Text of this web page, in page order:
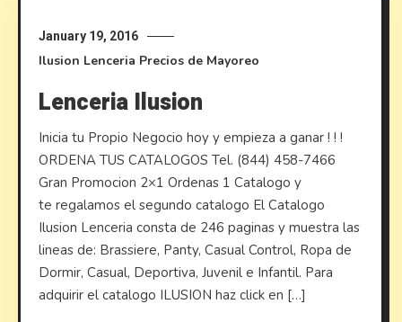
January 19, 2016
Ilusion Lenceria Precios de Mayoreo
Lenceria Ilusion
Inicia tu Propio Negocio hoy y empieza a ganar ! ! !
ORDENA TUS CATALOGOS Tel. (844) 458-7466
Gran Promocion 2×1 Ordenas 1 Catalogo y
te regalamos el segundo catalogo El Catalogo
Ilusion Lenceria consta de 246 paginas y muestra las
lineas de: Brassiere, Panty, Casual Control, Ropa de
Dormir, Casual, Deportiva, Juvenil e Infantil. Para
adquirir el catalogo ILUSION haz click en […]